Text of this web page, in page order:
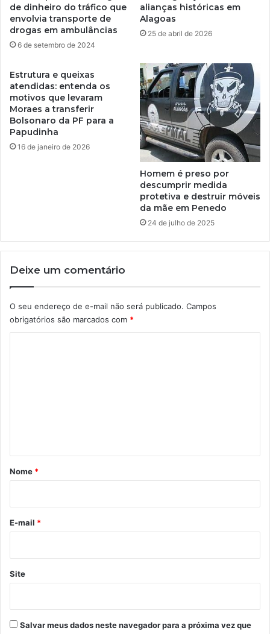
de dinheiro do tráfico que
envolvia transporte de
drogas em ambulâncias
6 de setembro de 2024
alianças históricas em
Alagoas
25 de abril de 2026
Estrutura e queixas
atendidas: entenda os
motivos que levaram
Moraes a transferir
Bolsonaro da PF para a
Papudinha
16 de janeiro de 2026
Homem é preso por
descumprir medida
protetiva e destruir móveis
da mãe em Penedo
24 de julho de 2025
Deixe um comentário
O seu endereço de e-mail não será publicado. Campos
obrigatórios são marcados com *
r
*
Nome *
E-mail *
Site
Salvar meus dados neste navegador para a próxima vez que